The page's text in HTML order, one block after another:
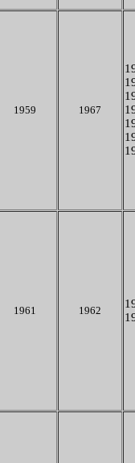
1959 1967
1961 1962